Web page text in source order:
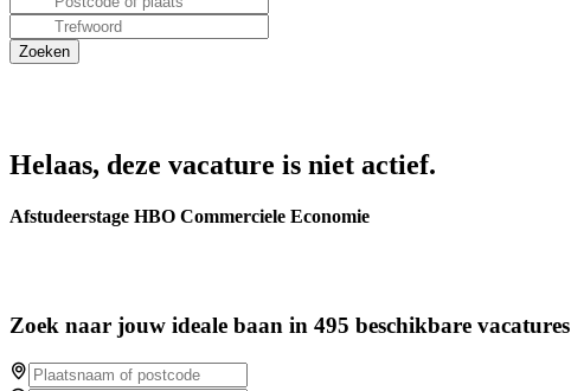
Helaas, deze vacature is niet actief.
Afstudeerstage HBO Commerciele Economie
Zoek naar jouw ideale baan in 495 beschikbare vacatures